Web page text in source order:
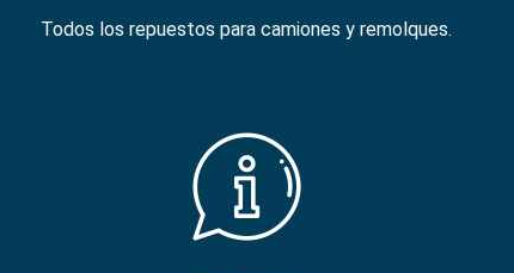
Todos los repuestos para camiones y remolques.